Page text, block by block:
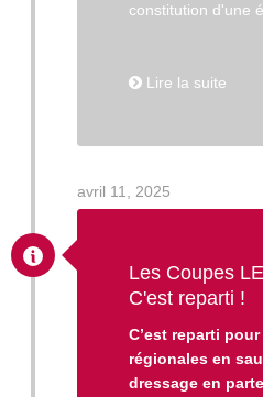
constitution d'une
Lire la suite
avril 11, 2025
Les Coupes
C'est reparti !
C’est reparti
régionales en
dressage en